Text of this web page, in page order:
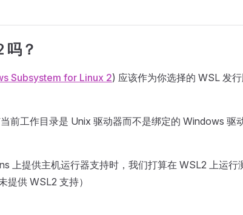
吗？
Subsystem for Linux 2) 应该作为你选择的 WSL 发
前工作目录是 Unix 驱动器而不是绑定的 Windows 驱
上提供主机运行器支持时，我们打算在 WSL2 上运行
提供 WSL2 支持）